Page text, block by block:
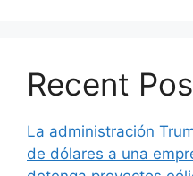
Recent
La administración
de dólares a una